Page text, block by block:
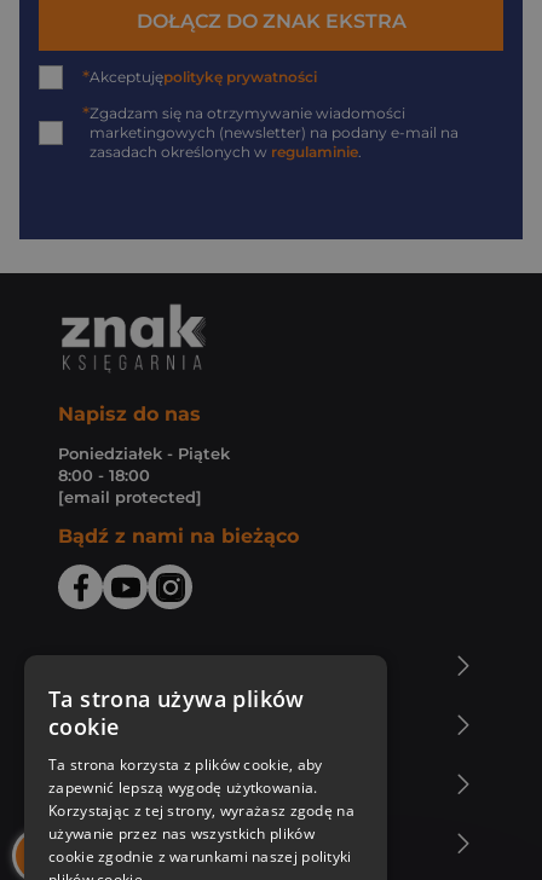
DOŁĄCZ DO ZNAK EKSTRA
*Akceptujępolitykę prywatności
*Zgadzam się na otrzymywanie wiadomości
marketingowych (newsletter) na podany e-mail na
zasadach określonych w regulaminie
Napisz do nas
Poniedziałek - Piątek
8:00 - 18:00
[email protected]
Bądź z nami na bieżąco
Zakupy u nas
Nasza oferta
Nasi autorzy
Ta strona używa plików
cookie
Ta strona korzysta z plików cookie, aby
zapewnić lepszą wygodę użytkowania.
Korzystając z tej strony, wyrażasz zgodę na
używanie przez nas wszystkich plików
cookie zgodnie z warunkami naszej polityki